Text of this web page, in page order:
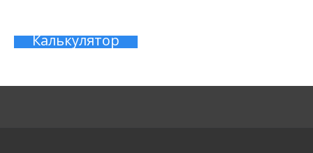
Калькулятор